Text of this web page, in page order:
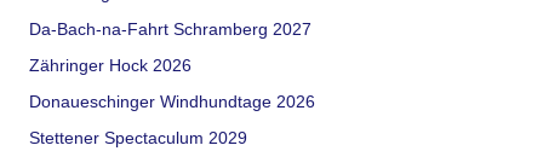
Da-Bach-na-Fahrt Schramberg 2027
Zähringer Hock 2026
Donaueschinger Windhundtage 2026
Stettener Spectaculum 2029